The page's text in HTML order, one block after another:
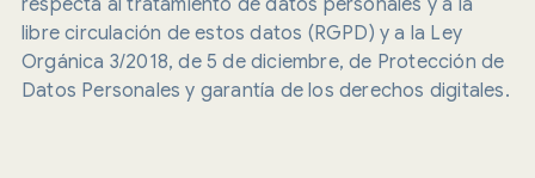
respecta al tratamiento de datos personales y a la
libre circulación de estos datos (RGPD) y a la Ley
Orgánica 3/2018, de 5 de diciembre, de Protección de
Datos Personales y garantía de los derechos digitales.